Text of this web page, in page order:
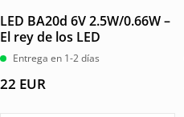
LED BA20d 6V 2.5W/0.66W –
El rey de los LED
Entrega en 1-2 días
22 EUR